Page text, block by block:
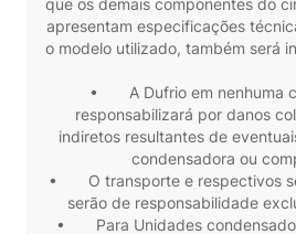
que os demais componentes do
apresentam especificações
o modelo utilizado, também será
• A Dufrio em nenhuma
responsabilizará por danos
indiretos resultantes de
condensadora ou
• O transporte e respectivos
serão de responsabilidade
• Para Unidades